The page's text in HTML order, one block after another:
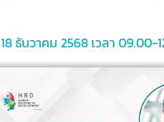
18 ธันวาคม 2568 เวลา 09.00-